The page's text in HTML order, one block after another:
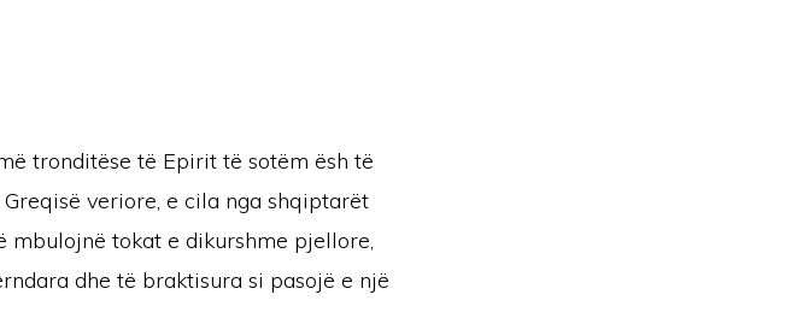
tronditëse të Epirit të sotëm ësh të
veriore, e cila nga shqiptarët
mbulojnë tokat e dikurshme pjellore,
dhe të braktisura si pasojë e një